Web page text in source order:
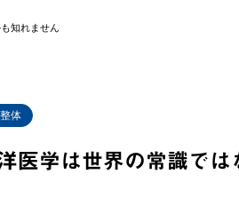
知れません
体
医学は世界の常識では